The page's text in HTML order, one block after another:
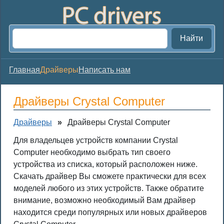
Найти
ГлавнаяДрайверыНаписать нам
Драйверы Crystal Computer
Драйверы » Драйверы Crystal Computer
Для владельцев устройств компании Crystal
Computer необходимо выбрать тип своего
устройства из списка, который расположен ниже.
Скачать драйвер Вы сможете практически для всех
моделей любого из этих устройств. Также обратите
внимание, возможно необходимый Вам драйвер
находится среди популярных или новых драйверов